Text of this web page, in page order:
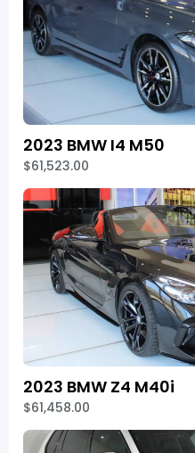
2023 BMW I4 M50
$61,523.00
2023 BMW Z4 M40i
$61,458.00